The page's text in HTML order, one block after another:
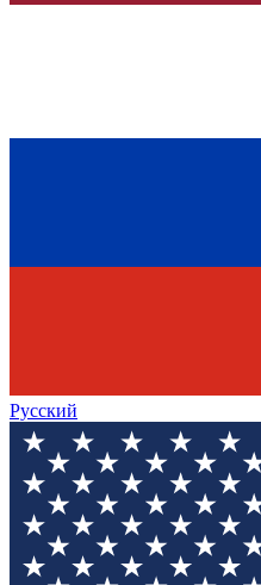
Русский